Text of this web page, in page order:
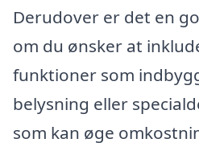
Derudover er det en
om du ønsker at
funktioner som
belysning eller
som kan øge